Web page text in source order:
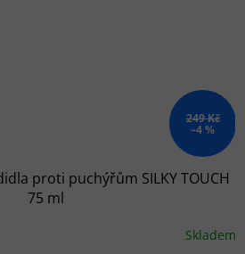
249 Kč
–4 %
proti puchýřům SILKY TOUCH
75 ml
Skladem